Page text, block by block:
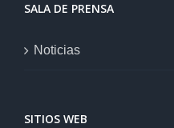
SALA DE PRENSA
Noticias
SITIOS WEB